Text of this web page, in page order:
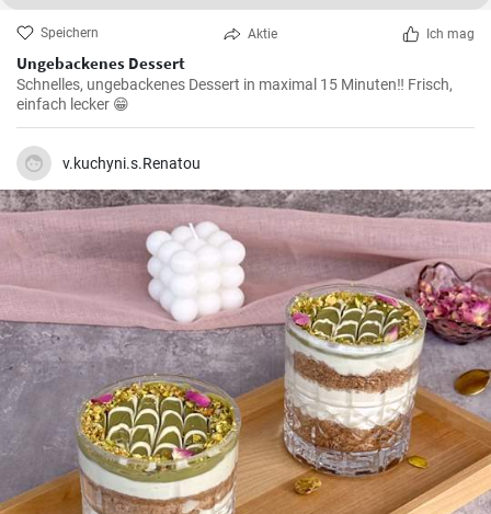
Speichern Aktie Ich mag
Ungebackenes Dessert
Schnelles, ungebackenes Dessert in maximal 15 Minuten‼️ Frisch,
einfach lecker 😁
v.kuchyni.s.Renatou